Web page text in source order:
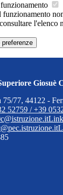
l'elenco
Giosuè
75/77, 44122 -
52759 / +39